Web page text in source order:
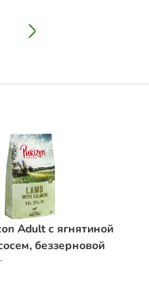
x 800 г
Adult с ягнятиной и
Adult с ягнятиной
беззерновой